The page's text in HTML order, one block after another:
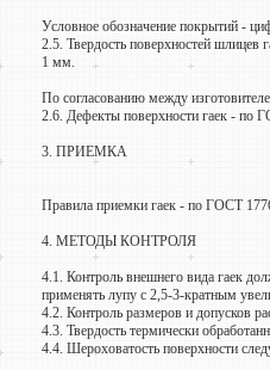
Условное обозначение покрытий -
2.5. Твердость поверхностей
1 мм.
По согласованию между
2.6. Дефекты поверхности гаек - по
3. ПРИЕМКА
Правила приемки гаек - по ГОСТ
4. МЕТОДЫ КОНТРОЛЯ
4.1. Контроль внешнего вида гаек
применять лупу с 2,5-3-кратным
4.2. Контроль размеров и допусков
4.3. Твердость термически
4.4. Шероховатость поверхности